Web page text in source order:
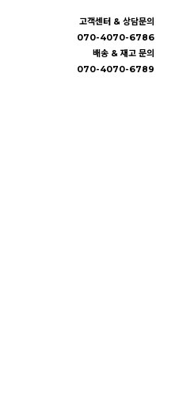
고객센터 & 상담문의
070-4070-6786
배송 & 재고 문의
070-4070-6789